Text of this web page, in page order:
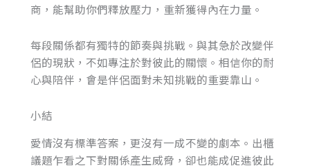
商，能幫助你們釋放壓力，重新獲得內在力量。
每段關係都有獨特的節奏與挑戰。與其急於改變伴
侶的現狀，不如專注於對彼此的關懷。相信你的耐
心與陪伴，會是伴侶面對未知挑戰的重要靠山。
小結
愛情沒有標準答案，更沒有一成不變的劇本。出櫃
議題乍看之下對關係產生威脅，卻也能成促進彼此